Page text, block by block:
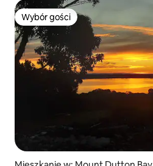
Wybór gości
Wybór gości